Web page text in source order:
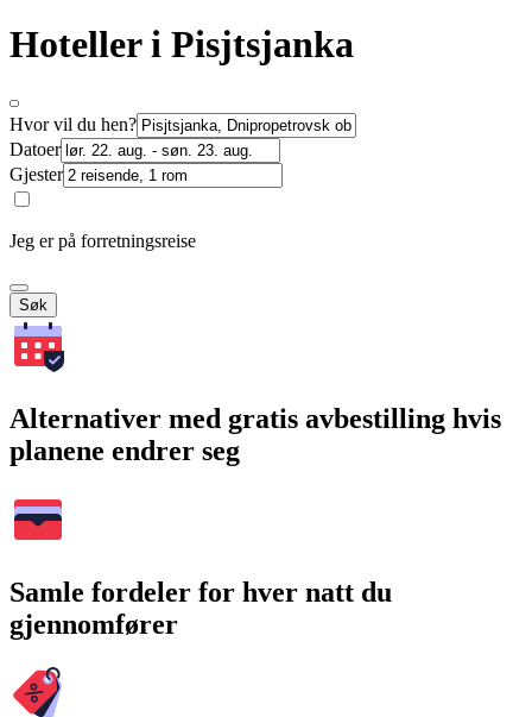
Hoteller i Pisjtsjanka
Hvor vil du hen?
Datoer
Gjester
Jeg er på forretningsreise
Søk
Alternativer med gratis avbestilling hvis
planene endrer seg
Samle fordeler for hver natt du
gjennomfører